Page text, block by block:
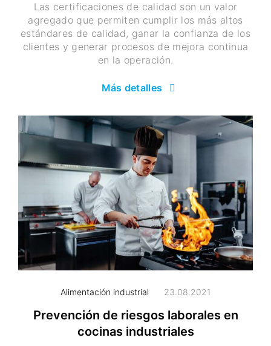
Las certificaciones de calidad son un valor
agregado que permiten cumplir los más altos
estándares de calidad, ganar la confianza de los
clientes y generar procesos de mejora continua
en la operación.
Más detalles
Alimentación industrial 23.08.2021
Prevención de riesgos laborales en
cocinas industriales